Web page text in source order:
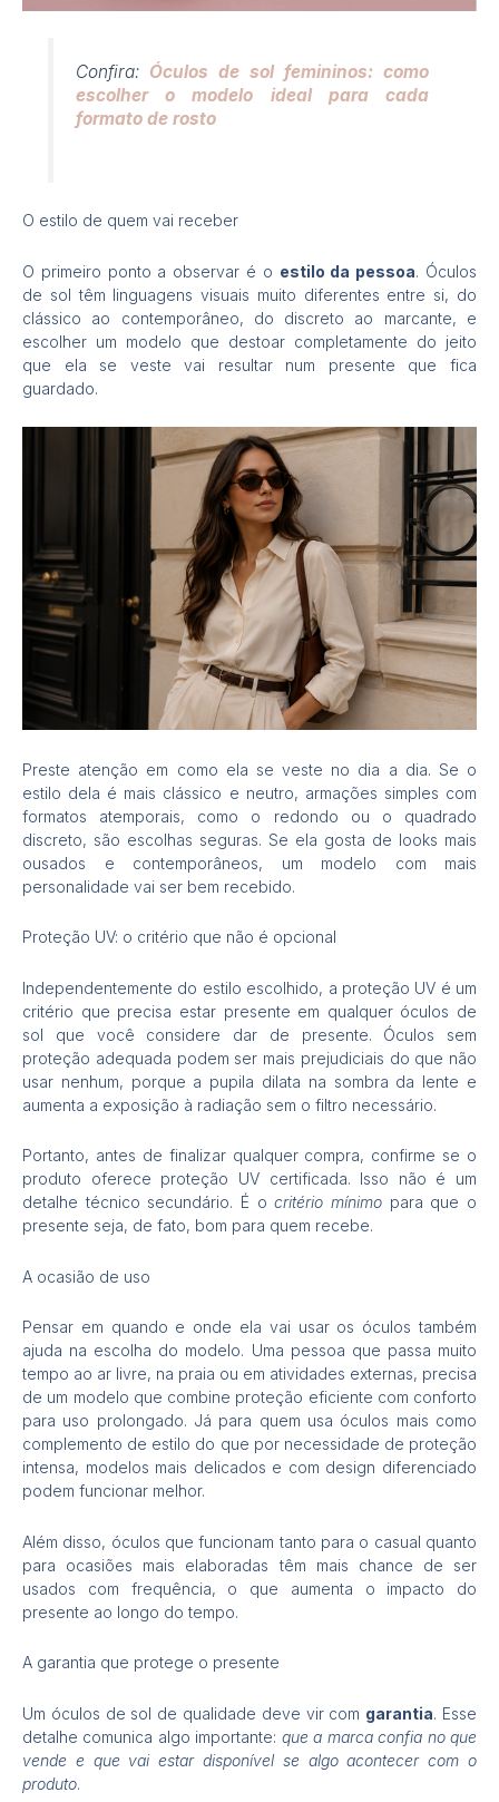
Confira: Óculos de sol femininos: como
escolher o modelo ideal para cada
formato de rosto
O estilo de quem vai receber
O primeiro ponto a observar é o estilo da pessoa. Óculos
de sol têm linguagens visuais muito diferentes entre si, do
clássico ao contemporâneo, do discreto ao marcante, e
escolher um modelo que destoar completamente do jeito
que ela se veste vai resultar num presente que fica
guardado.
Preste atenção em como ela se veste no dia a dia. Se o
estilo dela é mais clássico e neutro, armações simples com
formatos atemporais, como o redondo ou o quadrado
discreto, são escolhas seguras. Se ela gosta de looks mais
ousados e contemporâneos, um modelo com mais
personalidade vai ser bem recebido.
Proteção UV: o critério que não é opcional
Independentemente do estilo escolhido, a proteção UV é um
critério que precisa estar presente em qualquer óculos de
sol que você considere dar de presente. Óculos sem
proteção adequada podem ser mais prejudiciais do que não
usar nenhum, porque a pupila dilata na sombra da lente e
aumenta a exposição à radiação sem o filtro necessário.
Portanto, antes de finalizar qualquer compra, confirme se o
produto oferece proteção UV certificada. Isso não é um
detalhe técnico secundário. É ocritério mínimo para que o
presente seja, de fato, bom para quem recebe.
A ocasião de uso
Pensar em quando e onde ela vai usar os óculos também
ajuda na escolha do modelo. Uma pessoa que passa muito
tempo ao ar livre, na praia ou em atividades externas, precisa
de um modelo que combine proteção eficiente com conforto
para uso prolongado. Já para quem usa óculos mais como
complemento de estilo do que por necessidade de proteção
intensa, modelos mais delicados e com design diferenciado
podem funcionar melhor.
Além disso, óculos que funcionam tanto para o casual quanto
para ocasiões mais elaboradas têm mais chance de ser
usados com frequência, o que aumenta o impacto do
presente ao longo do tempo.
A garantia que protege o presente
Um óculos de sol de qualidade deve vir com garantia. Esse
detalhe comunica algo importante: que a marca confia no que
vende e que vai estar disponível se algo acontecer com o
produto.